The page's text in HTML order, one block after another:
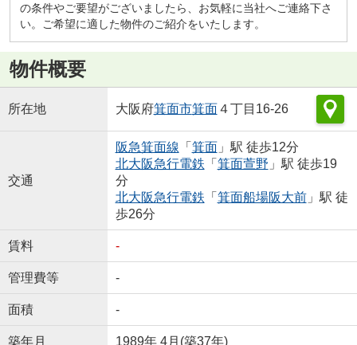
の条件やご要望がございましたら、お気軽に当社へご連絡下さ
い。ご希望に適した物件のご紹介をいたします。
物件概要
所在地 大阪府箕面市箕面４丁目16-26
交通
阪急箕面線 「 箕面」駅 徒歩12分
北大阪急行電鉄 「 箕面萱野 」駅 徒歩19
分
北大阪急行電鉄 「 箕面船場阪大前」駅 徒
歩26分
賃料 -
管理費等 -
面積 -
築年月 1989年 4月(築37年)